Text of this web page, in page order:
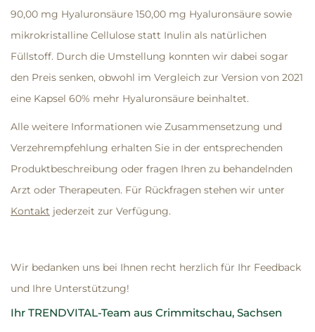
90,00 mg Hyaluronsäure 150,00 mg Hyaluronsäure sowie
mikrokristalline Cellulose statt Inulin als natürlichen
Füllstoff. Durch die Umstellung konnten wir dabei sogar
den Preis senken, obwohl im Vergleich zur Version von 2021
eine Kapsel 60% mehr Hyaluronsäure beinhaltet.
Alle weitere Informationen wie Zusammensetzung und
Verzehrempfehlung erhalten Sie in der entsprechenden
Produktbeschreibung oder fragen Ihren zu behandelnden
Arzt oder Therapeuten. Für Rückfragen stehen wir unter
Kontakt jederzeit zur Verfügung.
Wir bedanken uns bei Ihnen recht herzlich für Ihr Feedback
und Ihre Unterstützung!
Ihr TRENDVITAL-Team aus Crimmitschau, Sachsen